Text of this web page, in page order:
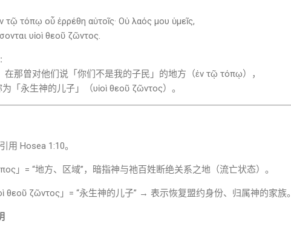
τῷ τόπῳ οὗ ἐρρέθη αὐτοῖς· Οὐ λαός μου ὑμεῖς,
υἱοὶ θεοῦ ζῶντος.
在那曾对他们说「你们不是我的子民」的地方（ἐν τῷ τόπῳ），
「永生神的儿子」（υἱοὶ θεοῦ ζῶντος）。
用 Hosea 1:10。
」= “地方、区域”，暗指神与祂百姓断绝关系之地（流亡状态）。
θεοῦ ζῶντος」= “永生神的儿子” → 表示恢复盟约身份、归属神的家族。